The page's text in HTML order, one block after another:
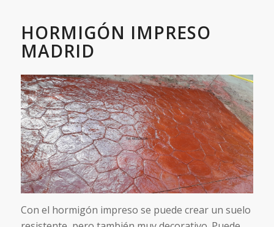
HORMIGÓN IMPRESO
MADRID
Con el hormigón impreso se puede crear un suelo